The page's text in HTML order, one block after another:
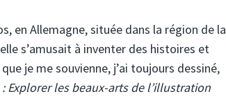
en Allemagne, située dans la région de la
s’amusait à inventer des histoires et
je me souvienne, j’ai toujours dessiné,
Explorer les beaux-arts de l’illustration